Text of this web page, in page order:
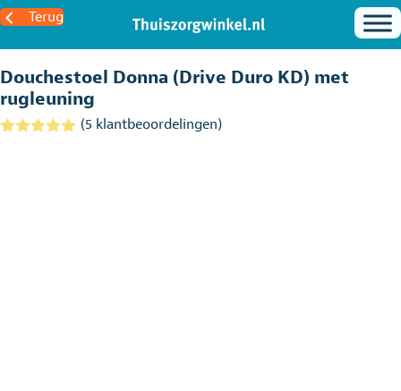
Terug
Douchestoel Donna (Drive Duro KD) met
rugleuning
(5 klantbeoordelingen)